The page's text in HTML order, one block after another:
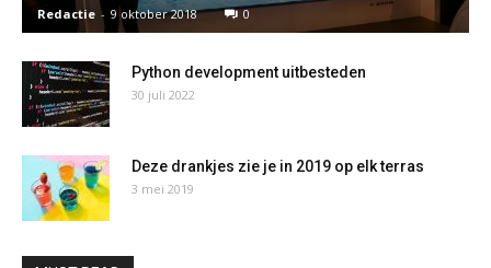
Redactie - 9 oktober 2018 0
Python development uitbesteden
30 juli 2022
Deze drankjes zie je in 2019 op elk terras
3 mei 2019